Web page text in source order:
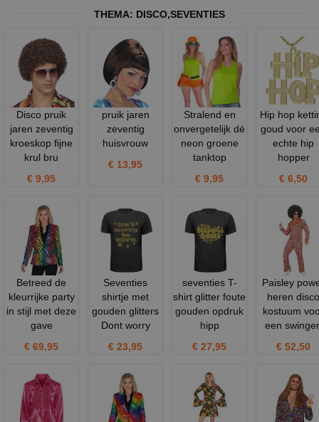
THEMA: DISCO,SEVENTIES
Disco pruik
jaren zeventig
kroeskop fijne
krul bru
€ 9,95
pruik jaren
zeventig
huisvrouw
€ 13,95
Stralend en
onvergetelijk dé
neon groene
tanktop
€ 9,95
Hip hop
goud voor
echte hip
hopper
€ 6,50
Betreed de
kleurrijke party
in stijl met deze
gave
€ 69,95
Seventies
shirtje met
gouden glitters
Dont worry
€ 23,95
seventies T-
shirt glitter foute
gouden opdruk
hipp
€ 27,95
Paisley
heren disco
kostuum
een
€ 52,50